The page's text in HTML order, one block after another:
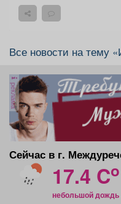
Все новости на тему
реклама
Сейчас в г.
17.4 Co
небольшой дождь